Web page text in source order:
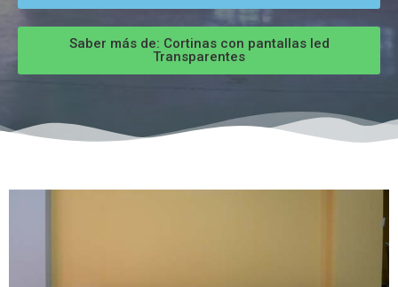
Saber más de: Cortinas con pantallas led
Transparentes